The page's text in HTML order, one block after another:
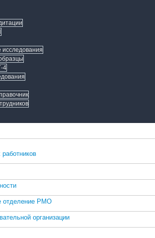
исследования
4
отделение РМО
организации